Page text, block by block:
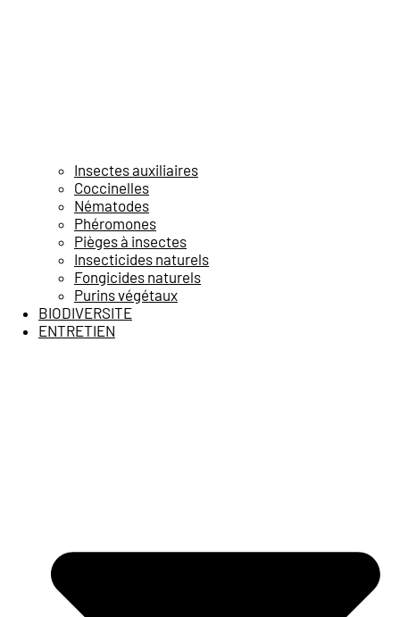
Insectes auxiliaires
Coccinelles
Nématodes
Phéromones
Pièges à insectes
Insecticides naturels
Fongicides naturels
Purins végétaux
BIODIVERSITE
ENTRETIEN